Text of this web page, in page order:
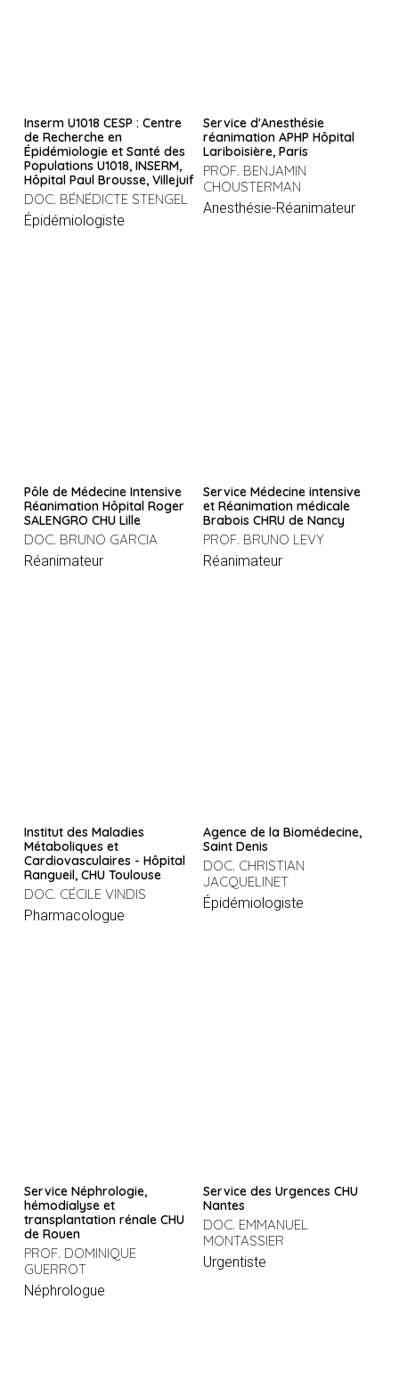
Inserm U1018 CESP : Centre
de Recherche en
Épidémiologie et Santé des
Populations U1018, INSERM,
Hôpital Paul Brousse, Villejuif
DOC. BÉNÉDICTE STENGEL
Épidémiologiste
Service d'Anesthésie
réanimation APHP Hôpital
Lariboisière, Paris
PROF. BENJAMIN
CHOUSTERMAN
Anesthésie-Réanimateur
Pôle de Médecine Intensive
Réanimation Hôpital Roger
SALENGRO CHU Lille
DOC. BRUNO GARCIA
Réanimateur
Service Médecine intensive
et Réanimation médicale
Brabois CHRU de Nancy
PROF. BRUNO LEVY
Réanimateur
Institut des Maladies
Métaboliques et
Cardiovasculaires - Hôpital
Rangueil, CHU Toulouse
DOC. CÉCILE VINDIS
Pharmacologue
Agence de la Biomédecine,
Saint Denis
DOC. CHRISTIAN
JACQUELINET
Épidémiologiste
Service Néphrologie,
hémodialyse et
transplantation rénale CHU
de Rouen
PROF. DOMINIQUE
GUERROT
Néphrologue
Service des Urgences CHU
Nantes
DOC. EMMANUEL
MONTASSIER
Urgentiste